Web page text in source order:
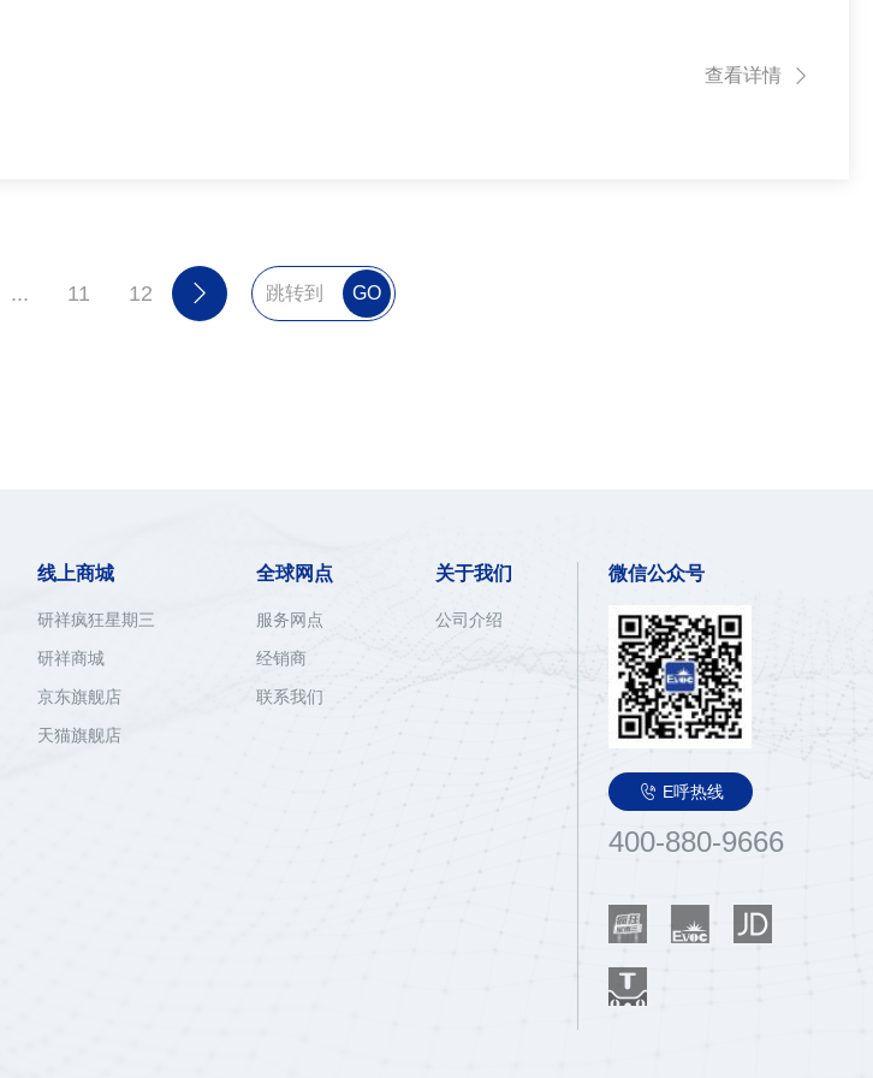
查看详情 
... 11 12 
线上商城
研祥疯狂星期三
研祥商城
京东旗舰店
天猫旗舰店
全球网点
服务网点
经销商
联系我们
关于我们
公司介绍
微信公众号
 E呼热线
400-880-9666